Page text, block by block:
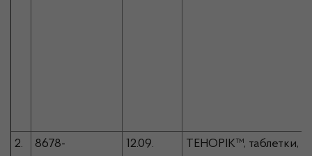
2.
8678-
12.09.
ТЕНОРІК™, таблетки,